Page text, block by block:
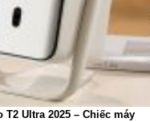
Ultra 2025 – Chiếc máy